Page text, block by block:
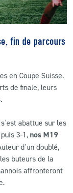
fin de parcours
en Coupe Suisse.
de finale, leurs
abattue sur les
3-1, nos M19
d’un doublé,
buteurs de la
affronteront